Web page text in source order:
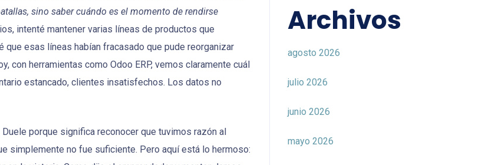
sino saber cuándo es el momento de rendirse
intenté mantener varias líneas de productos que
que esas líneas habían fracasado que pude reorganizar
con herramientas como Odoo ERP, vemos claramente cuál
estancado, clientes insatisfechos. Los datos no
porque significa reconocer que tuvimos razón al
simplemente no fue suficiente. Pero aquí está lo hermoso:
Archivos
agosto 2026
julio 2026
junio 2026
mayo 2026